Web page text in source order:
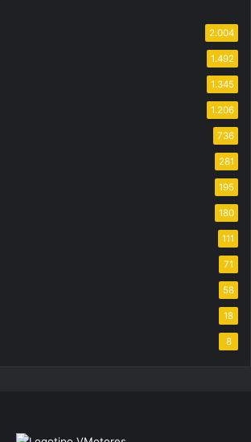
2.004
1.492
1.345
1.206
736
281
195
180
111
71
58
18
8